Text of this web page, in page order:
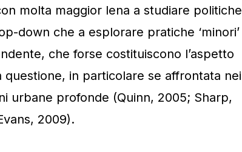
molta maggior lena a studiare politiche
down che a esplorare pratiche ‘minori’
che forse costituiscono l’aspetto
in particolare se affrontata nei
urbane profonde (Quinn, 2005; Sharp,
2009).